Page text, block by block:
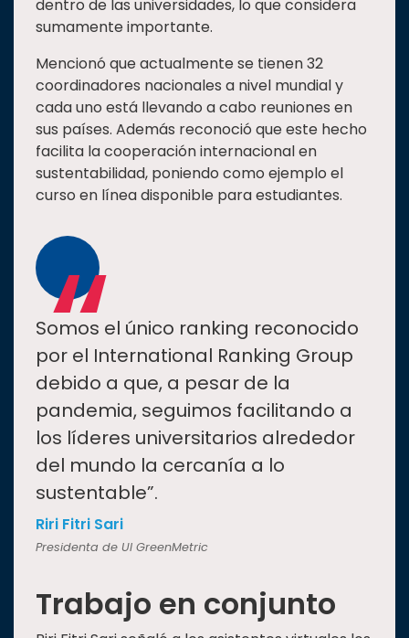
dentro de las universidades, lo que considera
sumamente importante.
Mencionó que actualmente se tienen 32
coordinadores nacionales a nivel mundial y
cada uno está llevando a cabo reuniones en
sus países. Además reconoció que este hecho
facilita la cooperación internacional en
sustentabilidad, poniendo como ejemplo el
curso en línea disponible para estudiantes.
“
Somos el único ranking reconocido
por el International Ranking Group
debido a que, a pesar de la
pandemia, seguimos facilitando a
los líderes universitarios alrededor
del mundo la cercanía a lo
sustentable”.
Riri Fitri Sari
Presidenta de UI GreenMetric
Trabajo en conjunto